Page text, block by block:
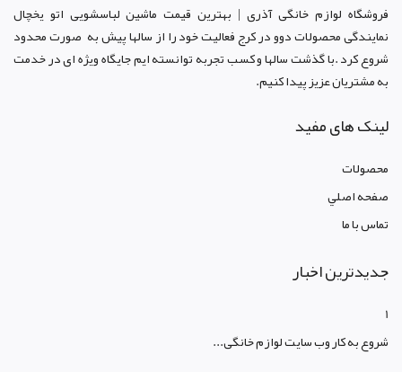
فروشگاه لوازم خانگی آذری | بهترین قیمت ماشین لباسشویی اتو یخچال
نمایندگی محصولات دوو در کرجفعالیت خود را از سالها پیش به صورت محدود
شروع کرد .با گذشت سالها و کسب تجربه توانسته ایم جایگاه ویژه ای در خدمت
به مشتریان عزیز پیدا کنیم.
لینک های مفید
محصولات
صفحه اصلي
تماس با ما
جدیدترین اخبار
1
شروع به کار وب سایت لوازم خانگی...